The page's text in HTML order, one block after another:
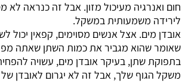
חום ואנרגיה מעיכול מזון. אבל זה כנראה לא
לירידה משמעותית במשקל.
אובדן מים. אצל אנשים מסוימים, קפאין
שאומר שהוא מגביר את כמות השתן שאתה
בתפוקת שתן, בעיקר אובדן מים, עשויה
משקל הגוף שלך, אבל זה לא יגרום לאובדן של